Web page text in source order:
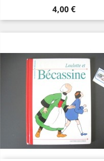
Prix
4,00 €